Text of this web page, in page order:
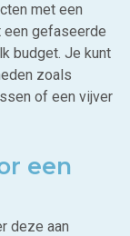
met een
gefaseerde
budget. Je kunt
zoals
of een vijver
een
deze aan